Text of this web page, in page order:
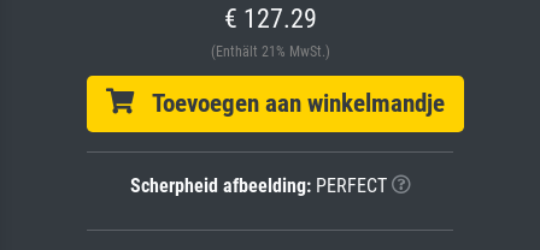
€ 127.29
(Enthält 21% MwSt.)
Toevoegen aan winkelmandje
Scherpheid afbeelding:PERFECT